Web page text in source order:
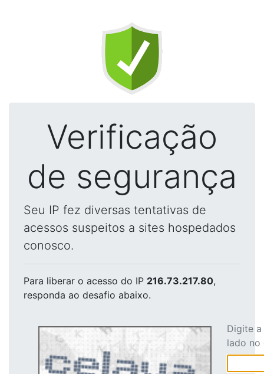
Verificação
de segurança
Seu IP fez diversas tentativas de
acessos suspeitos a sites hospedados
conosco.
Para liberar o acesso do IP 216.73.217.80,
responda ao desafio abaixo.
Digite
lado no